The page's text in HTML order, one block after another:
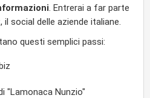
. Entrerai a far parte
social delle aziende italiane.
questi semplici passi:
"Lamonaca Nunzio"